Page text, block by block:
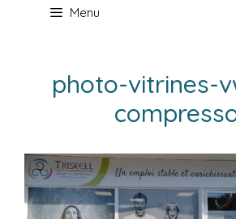
Menu
photo-vitrines-